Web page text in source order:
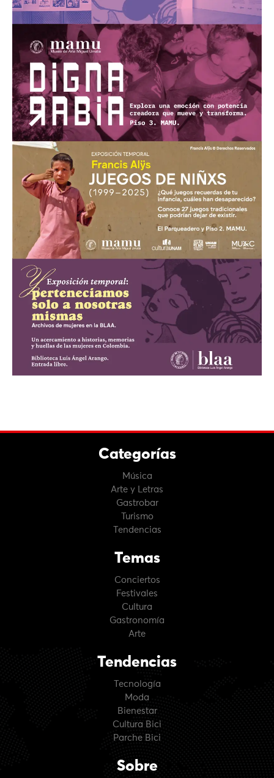
Categorías
Música
Arte y Letras
Gastrobar
Turismo
Tendencias
Temas
Conciertos
Festivales
Cultura
Gastronomía
Arte
Tendencias
Tecnología
Moda
Bienestar
Cultura Bici
Parche Bici
Sobre